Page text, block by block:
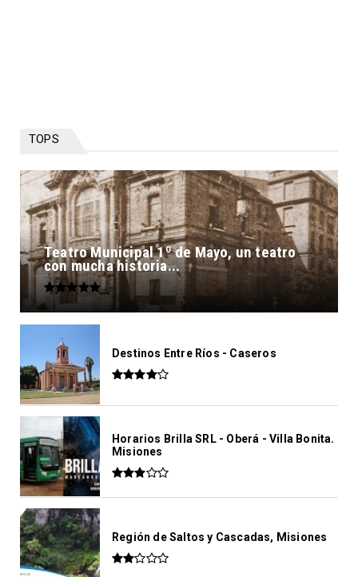
TOPS
Teatro Municipal 1º de Mayo, un teatro
con mucha historia...
Destinos Entre Ríos - Caseros
Horarios Brilla SRL - Oberá - Villa Bonita.
Misiones
Región de Saltos y Cascadas, Misiones